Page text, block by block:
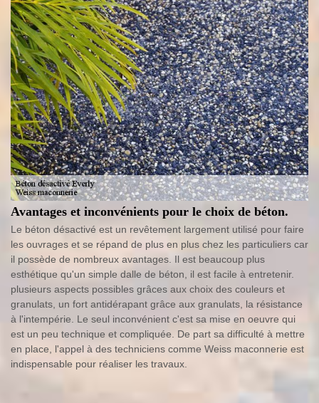
Avantages et inconvénients pour le choix de béton.
Le béton désactivé est un revêtement largement utilisé pour faire
les ouvrages et se répand de plus en plus chez les particuliers car
il possède de nombreux avantages. Il est beaucoup plus
esthétique qu'un simple dalle de béton, il est facile à entretenir.
plusieurs aspects possibles grâces aux choix des couleurs et
granulats, un fort antidérapant grâce aux granulats, la résistance
à l'intempérie. Le seul inconvénient c'est sa mise en oeuvre qui
est un peu technique et compliquée. De part sa difficulté à mettre
en place, l'appel à des techniciens comme Weiss maconnerie est
indispensable pour réaliser les travaux.